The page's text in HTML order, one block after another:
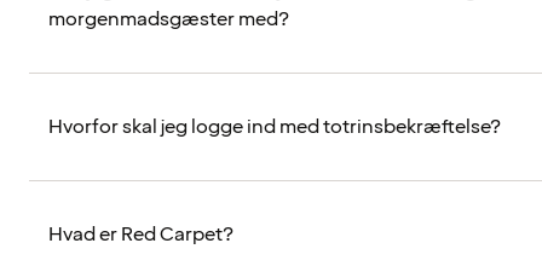
morgenmadsgæster med?
Hvorfor skal jeg logge ind med totrinsbekræftelse?
Hvad er Red Carpet?